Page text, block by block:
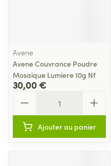
Avene
Avene Couvrance Poudre
Mosaique Lumiere 10g Nf
30,00 €
Ajouter au panier